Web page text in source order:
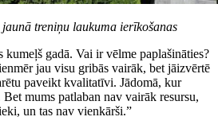
treniņu laukuma ierīkošanas
kumeļš gadā. Vai ir vēlme paplašināties?
jau visu gribās vairāk, bet jāizvērtē
paveikt kvalitatīvi. Jādomā, kur
mums patlaban nav vairāk resursu,
un tas nav vienkārši.”